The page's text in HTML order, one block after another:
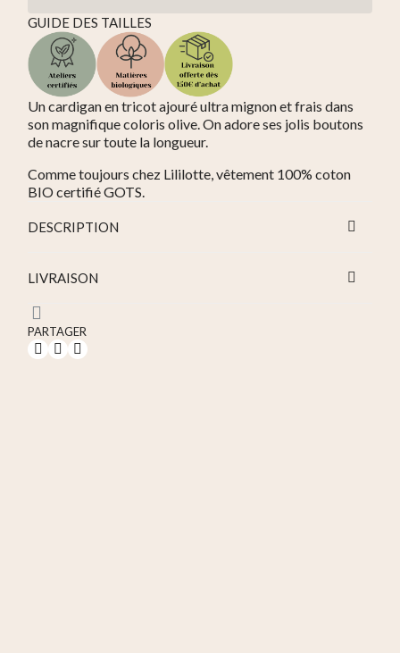
GUIDE DES TAILLES
Un cardigan en tricot ajouré ultra mignon et frais dans
son magnifique coloris olive. On adore ses jolis boutons
de nacre sur toute la longueur.
Comme toujours chez Lililotte, vêtement 100% coton
BIO certifié GOTS.
DESCRIPTION
LIVRAISON
PARTAGER